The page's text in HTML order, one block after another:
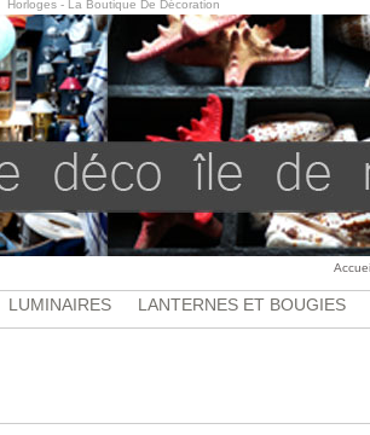
Horloges - La Boutique De Décoration
LUMINAIRES LANTERNES ET BOUGIES